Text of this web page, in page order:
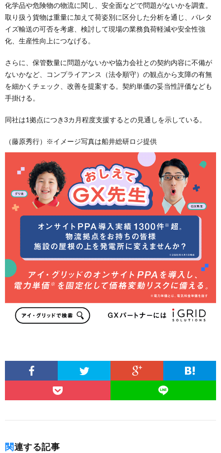
化学品や危険物の物流に関し、安全面などで問題がないかを調査。
取り扱う貨物は重量に加えて荷姿別に区分した分析を通じ、パレタ
イズ輸送の可否を考慮、検討して現場の業務負荷軽減や安全性強
化、生産性向上につなげる。
さらに、保管数量に問題がないかや協力会社との契約内容に不備が
ないかなど、コンプライアンス（法令順守）の観点から支障の有無
を細かくチェック、改善を提案する。契約単価の妥当性評価なども
手掛ける。
同社は1拠点につき3カ月程度支援するとの見通しを示している。
（藤原秀行）※イメージ写真は船井総研ロジ提供
関連する記事